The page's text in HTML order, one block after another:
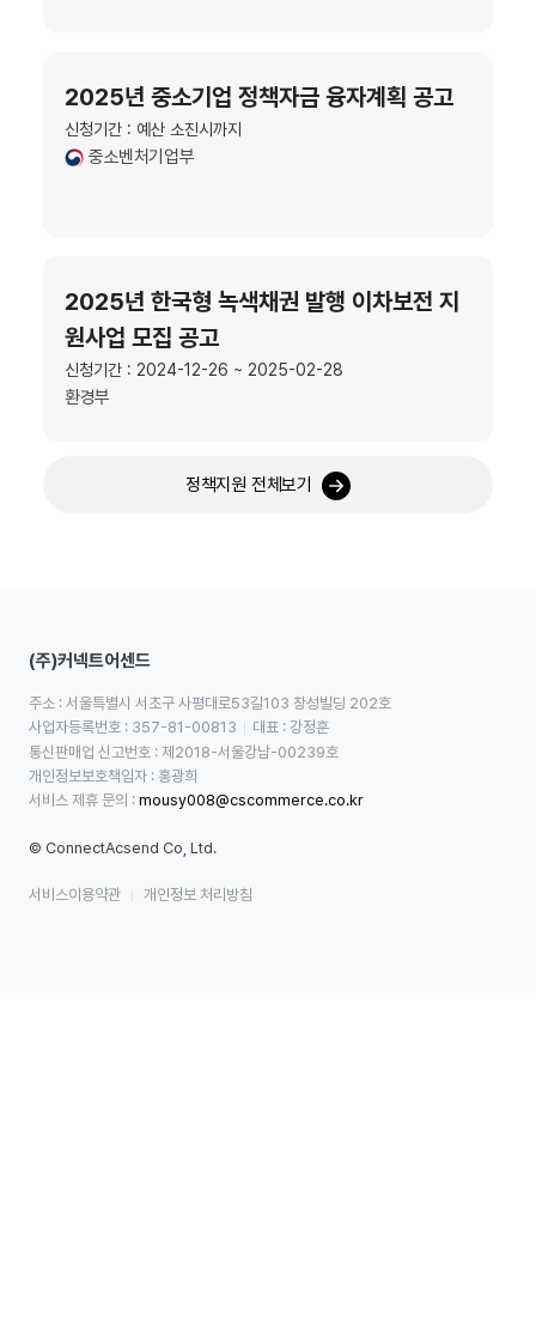
2025년 중소기업 정책자금 융자계획 공고
신청기간 : 예산 소진시까지
중소벤처기업부
2025년 한국형 녹색채권 발행 이차보전 지
원사업 모집 공고
신청기간 : 2024-12-26 ~ 2025-02-28
환경부
정책지원 전체보기
(주)커넥트어센드
주소 : 서울특별시 서초구 사평대로53길103 창성빌딩 202호
사업자등록번호 : 357-81-00813
대표 : 강정훈
통신판매업 신고번호 : 제2018-서울강남-00239호
개인정보보호책임자 : 홍광희
서비스 제휴 문의 : mousy008@cscommerce.co.kr
© ConnectAcsend Co, Ltd.
서비스이용약관 개인정보 처리방침